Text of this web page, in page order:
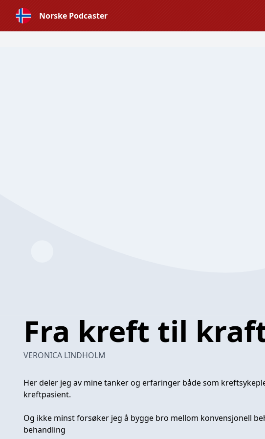
Norske Podcaster
Fra kreft til
VERONICA LINDHOLM
Her deler jeg av mine tanker og erfaringer både som
kreftpasient.
Og ikke minst forsøker jeg å bygge bro mellom konvensjonell
behandling